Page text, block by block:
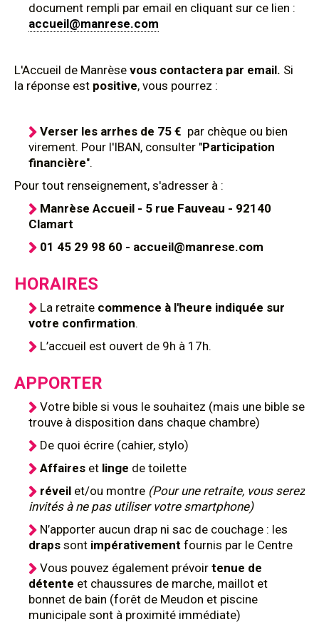
document rempli par email en cliquant sur ce lien :
accueil@manrese.com
L'Accueil de Manrèse vous contactera par email. Si
la réponse est positive, vous pourrez :
Verser les arrhes de 75 € par chèque ou bien
virement. Pour l'IBAN, consulter "Participation
financière".
Pour tout renseignement, s'adresser à :
Manrèse Accueil - 5 rue Fauveau - 92140
Clamart
01 45 29 98 60 - accueil@manrese.com
HORAIRES
La retraite commence à l'heure indiquée sur
votre confirmation.
L’accueil est ouvert de 9h à 17h.
APPORTER
Votre bible si vous le souhaitez (mais une bible se
trouve à disposition dans chaque chambre)
De quoi écrire (cahier, stylo)
Affaires et linge de toilette
réveil et/ou montre (Pour une retraite, vous serez
invités à ne pas utiliser votre smartphone)
N’apporter aucun drap ni sac de couchage : les
draps sont impérativement fournis par le Centre
Vous pouvez également prévoir tenue de
détente et chaussures de marche, maillot et
bonnet de bain (forêt de Meudon et piscine
municipale sont à proximité immédiate)